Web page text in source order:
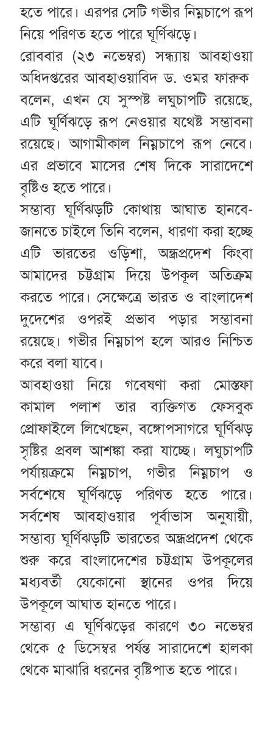
হতে পারে। এরপর সেটি গভীর নিম্নচাপে রূপ
নিয়ে পরিণত হতে পারে ঘূর্ণিঝড়ে।
রোববার (২৩ নভেম্বর) সন্ধ্যায় আবহাওয়া
অধিদপ্তরের আবহাওয়াবিদ ড. ওমর ফারুক
বলেন, এখন যে সুস্পষ্ট লঘুচাপটি রয়েছে,
এটি ঘূর্ণিঝড়ে রূপ নেওয়ার যথেষ্ট সম্ভাবনা
রয়েছে। আগামীকাল নিম্নচাপে রূপ নেবে।
এর প্রভাবে মাসের শেষ দিকে সারাদেশে
বৃষ্টিও হতে পারে।
সম্ভাব্য ঘূর্ণিঝড়টি কোথায় আঘাত হানবে-
জানতে চাইলে তিনি বলেন, ধারণা করা হচ্ছে
এটি ভারতের ওড়িশা, অন্ধ্রপ্রদেশ কিংবা
আমাদের চট্টগ্রাম দিয়ে উপকূল অতিক্রম
করতে পারে। সেক্ষেত্রে ভারত ও বাংলাদেশ
দুদেশের ওপরই প্রভাব পড়ার সম্ভাবনা
রয়েছে। গভীর নিম্নচাপ হলে আরও নিশ্চিত
করে বলা যাবে।
আবহাওয়া নিয়ে গবেষণা করা মোস্তফা
কামাল পলাশ তার ব্যক্তিগত ফেসবুক
প্রোফাইলে লিখেছেন, বঙ্গোপসাগরে ঘূর্ণিঝড়
সৃষ্টির প্রবল আশঙ্কা করা যাচ্ছে। লঘুচাপটি
পর্যায়ক্রমে নিম্নচাপ, গভীর নিম্নচাপ ও
সর্বশেষে ঘূর্ণিঝড়ে পরিণত হতে পারে।
সর্বশেষ আবহাওয়ার পূর্বাভাস অনুযায়ী,
সম্ভাব্য ঘূর্ণিঝড়টি ভারতের অন্ধ্রপ্রদেশ থেকে
শুরু করে বাংলাদেশের চট্টগ্রাম উপকূলের
মধ্যবর্তী যেকোনো স্থানের ওপর দিয়ে
উপকূলে আঘাত হানতে পারে।
সম্ভাব্য এ ঘূর্ণিঝড়ের কারণে ৩০ নভেম্বর
থেকে ৫ ডিসেম্বর পর্যন্ত সারাদেশে হালকা
থেকে মাঝারি ধরনের বৃষ্টিপাত হতে পারে।